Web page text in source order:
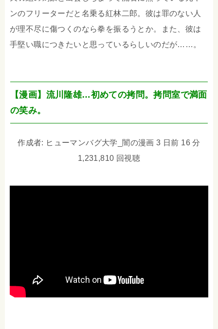
ンのフリーターだと名乗る紅林二郎。彼は罪のない人
が理不尽に傷つくのなら拳を振るうとか。また、彼は
手堅い職につきたいと思っているらしいのだが……。
【漫画】流川隆雄…初めての拷問。拷問室で満面
の笑み。
作成者: ヒューマンバグ大学_闇の漫画 3 日前 16 分
1,231,810 回視聴